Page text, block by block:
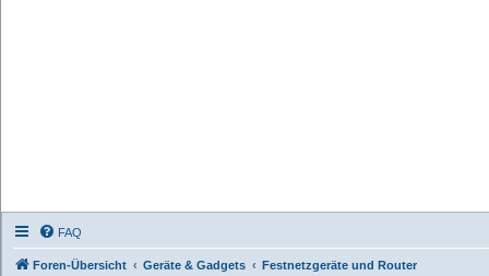
FAQ
Foren-Übersicht Geräte & Gadgets Festnetzgeräte und Router